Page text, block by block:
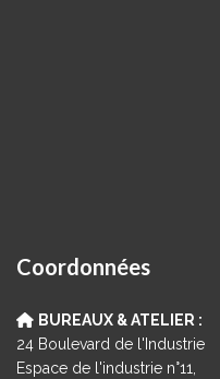
Coordonnées
BUREAUX & ATELIER :
24 Boulevard de l'Industrie
Espace de l'industrie n°11,